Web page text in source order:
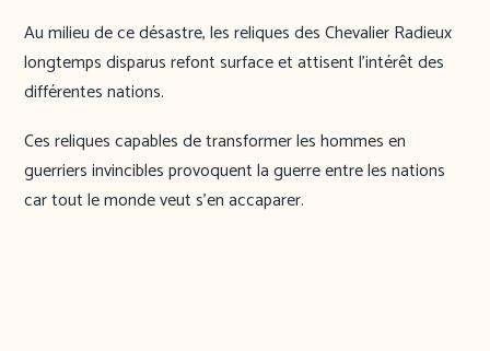
Au milieu de ce désastre, les reliques des Chevalier Radieux
longtemps disparus refont surface et attisent l’intérêt des
différentes nations.
Ces reliques capables de transformer les hommes en
guerriers invincibles provoquent la guerre entre les nations
car tout le monde veut s’en accaparer.